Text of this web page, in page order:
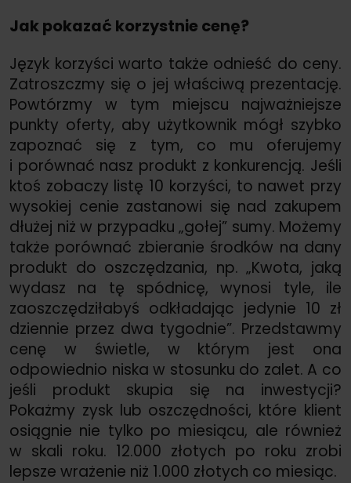
Jak pokazać korzystnie cenę?
Język korzyści warto także odnieść do ceny.
Zatroszczmy się o jej właściwą prezentację.
Powtórzmy w tym miejscu najważniejsze
punkty oferty, aby użytkownik mógł szybko
zapoznać się z tym, co mu oferujemy
i porównać nasz produkt z konkurencją. Jeśli
ktoś zobaczy listę 10 korzyści, to nawet przy
wysokiej cenie zastanowi się nad zakupem
dłużej niż w przypadku „gołej” sumy. Możemy
także porównać zbieranie środków na dany
produkt do oszczędzania, np. „Kwota, jaką
wydasz na tę spódnicę, wynosi tyle, ile
zaoszczędziłabyś odkładając jedynie 10 zł
dziennie przez dwa tygodnie”. Przedstawmy
cenę w świetle, w którym jest ona
odpowiednio niska w stosunku do zalet. A co
jeśli produkt skupia się na inwestycji?
Pokażmy zysk lub oszczędności, które klient
osiągnie nie tylko po miesiącu, ale również
w skali roku. 12.000 złotych po roku zrobi
lepsze wrażenie niż 1.000 złotych co miesiąc.